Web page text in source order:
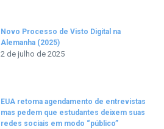
Novo Processo de Visto Digital na
Alemanha (2025)
2 de julho de 2025
EUA retoma agendamento de entrevistas
mas pedem que estudantes deixem suas
redes sociais em modo “público”